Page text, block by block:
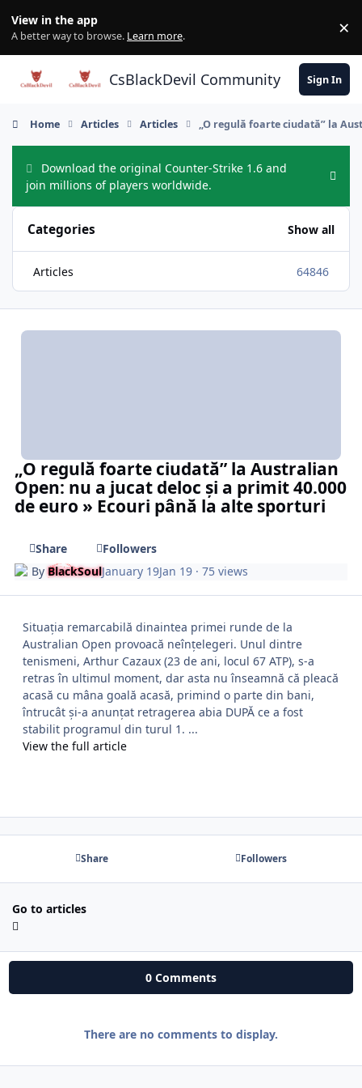
View in the app
A better way to browse. Learn more. ×
CsBlackDevil Community Sign In
Home Articles Articles „O regulă foarte ciudată” la
Download the original Counter-Strike 1.6 and
join millions of players worldwide.
Hide
Categories Show all
Articles 64846
„O regulă foarte ciudată” la Australian
Open: nu a jucat deloc și a primit 40.000
de euro » Ecouri până la alte sporturi
Share
Followers
ByBlackSoulJanuary 19Jan 19 · 75 views
Situația remarcabilă dinaintea primei runde de la
Australian Open provoacă neînțelegeri. Unul dintre
tenismeni, Arthur Cazaux (23 de ani, locul 67 ATP), s-a
retras în ultimul moment, dar asta nu înseamnă că pleacă
acasă cu mâna goală acasă, primind o parte din bani,
întrucât și-a anunțat retragerea abia DUPĂ ce a fost
stabilit programul din turul 1. ...
View the full article
Share Followers
Go to articles
0 Comments
There are no comments to display.